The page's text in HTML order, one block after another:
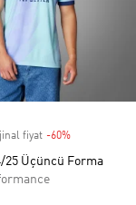
fiyat -60%
25 Üçüncü Forma